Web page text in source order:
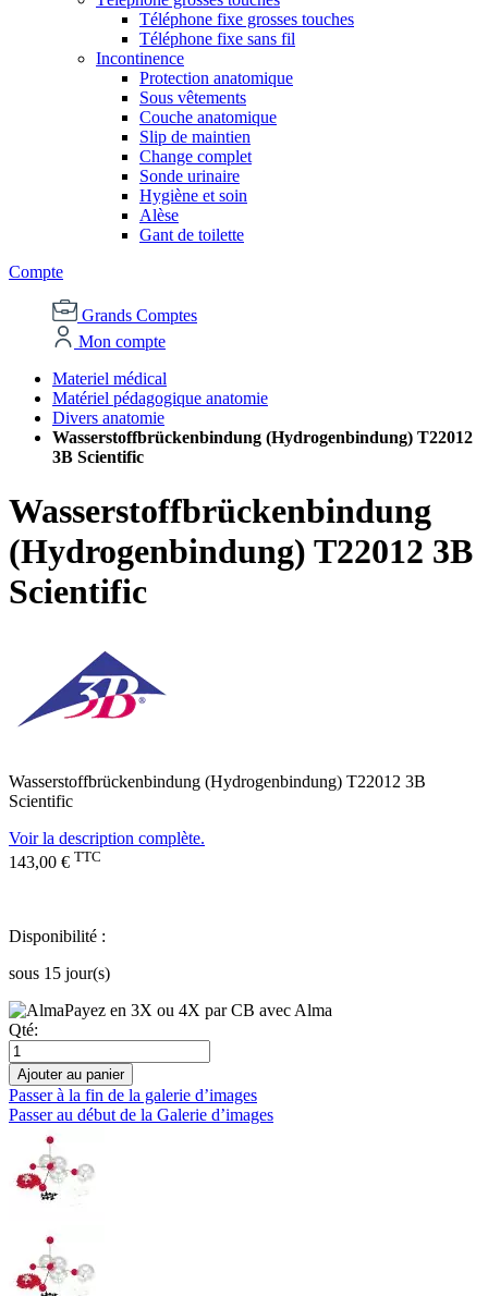
Téléphone fixe grosses touches
Téléphone fixe sans fil
Incontinence
Protection anatomique
Sous vêtements
Couche anatomique
Slip de maintien
Change complet
Sonde urinaire
Hygiène et soin
Alèse
Gant de toilette
Compte
Grands Comptes
Mon compte
Materiel médical
Matériel pédagogique anatomie
Divers anatomie
Wasserstoffbrückenbindung (Hydrogenbindung) T22012
3B Scientific
Wasserstoffbrückenbindung
(Hydrogenbindung) T22012 3B
Scientific
Wasserstoffbrückenbindung (Hydrogenbindung) T22012 3B
Scientific
Voir la description complète.
143,00 € TTC
Disponibilité :
sous 15 jour(s)
Payez en 3X ou 4X par CB avec Alma
Qté:
Ajouter au panier
Passer à la fin de la galerie d’images
Passer au début de la Galerie d’images